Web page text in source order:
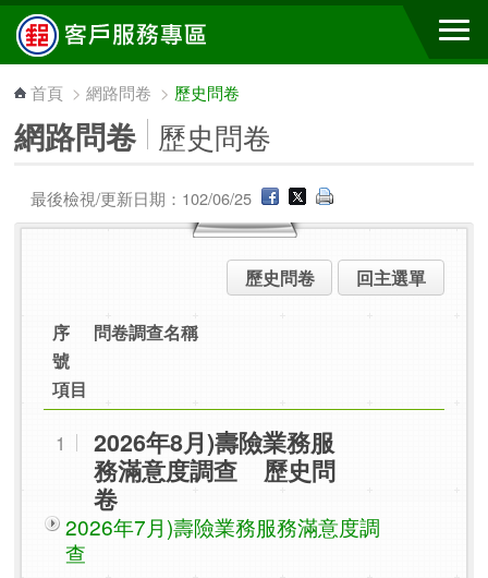
跳到主要內容區塊
首頁 >網路問卷 > 歷史問卷
網路問卷 歷史問卷
最後檢視/更新日期：102/06/25
歷史問卷 回主選單
序
號
問卷調查名稱
項目
1
2026年8月)壽險業務服
務滿意度調查 歷史問
卷
2026年7月)壽險業務服務滿意度調
查